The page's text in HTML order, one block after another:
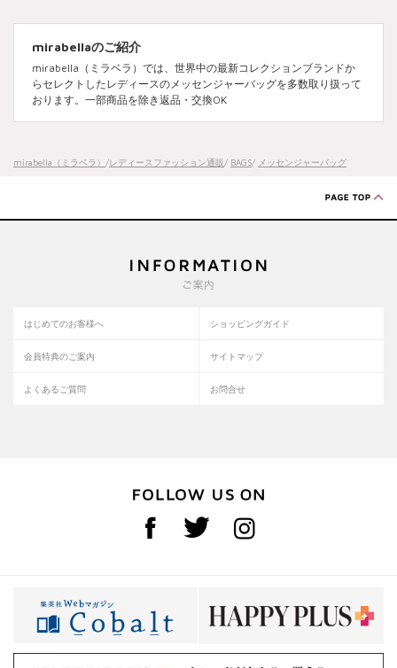
mirabellaのご紹介
mirabella（ミラベラ）では、世界中の最新コレクションブランドか
らセレクトしたレディースのメッセンジャーバッグを多数取り扱って
おります。一部商品を除き返品・交換OK
mirabella（ミラベラ） /レディースファッション通販/ BAGS/ メッセンジャーバッグ
はじめてのお客様へ ショッピングガイド
会員特典のご案内 サイトマップ
よくあるご質問 お問合せ